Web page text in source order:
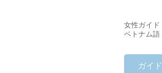
女性ガイド
ベトナム語
ガイ